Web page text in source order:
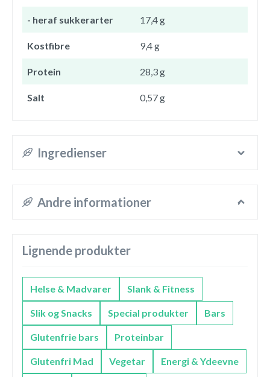
- heraf sukkerarter 17,4 g
Kostfibre 9,4 g
Protein 28,3 g
Salt 0,57 g
Ingredienser
Andre informationer
Lignende produkter
Helse & Madvarer Slank & Fitness
Slik og Snacks Special produkter Bars
Glutenfrie bars Proteinbar
Glutenfri Mad Vegetar Energi & Ydeevne